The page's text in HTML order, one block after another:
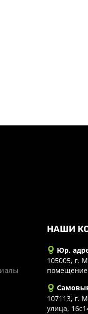
НАШИ
Юр.
105005, г.
помещение
107113, г.
улица,